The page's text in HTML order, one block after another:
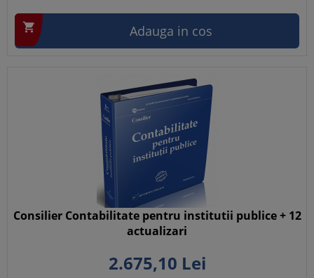
 Adauga in cos
Consilier Contabilitate pentru institutii publice + 12
actualizari
2.675,10 Lei